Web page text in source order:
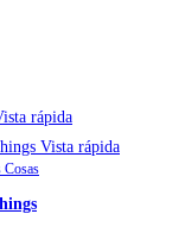
rápida
Vista rápida
Cosas